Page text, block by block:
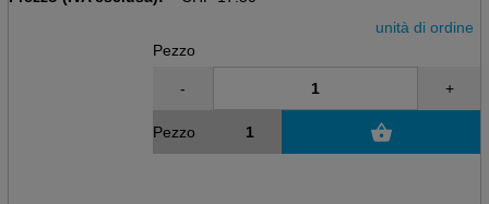
unità di ordine
Pezzo
- +
Pezzo